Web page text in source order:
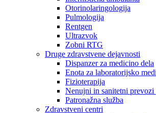
Otorinolaringologija
Pulmologija
Rentgen
Ultrazvok
Zobni RTG
Druge zdravstvene dejavnosti
Dispanzer za medicino dela
Enota za laboratorijsko
Fizioterapija
Nenujni in sanitetni prevozi
Patronažna služba
Zdravstveni centri